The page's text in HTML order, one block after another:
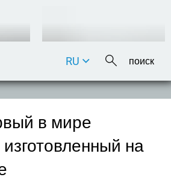
DE
IT
RU
в мире
изготовленный на